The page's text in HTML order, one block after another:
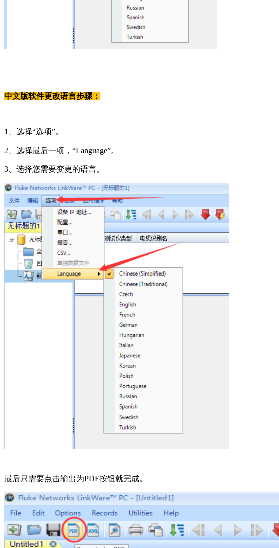
中文版软件更改语言步骤：
1、选择“选项”。
2、选择最后一项，“Language”。
3、选择您需要变更的语言。
最后只需要点击输出为PDF按钮就完成。